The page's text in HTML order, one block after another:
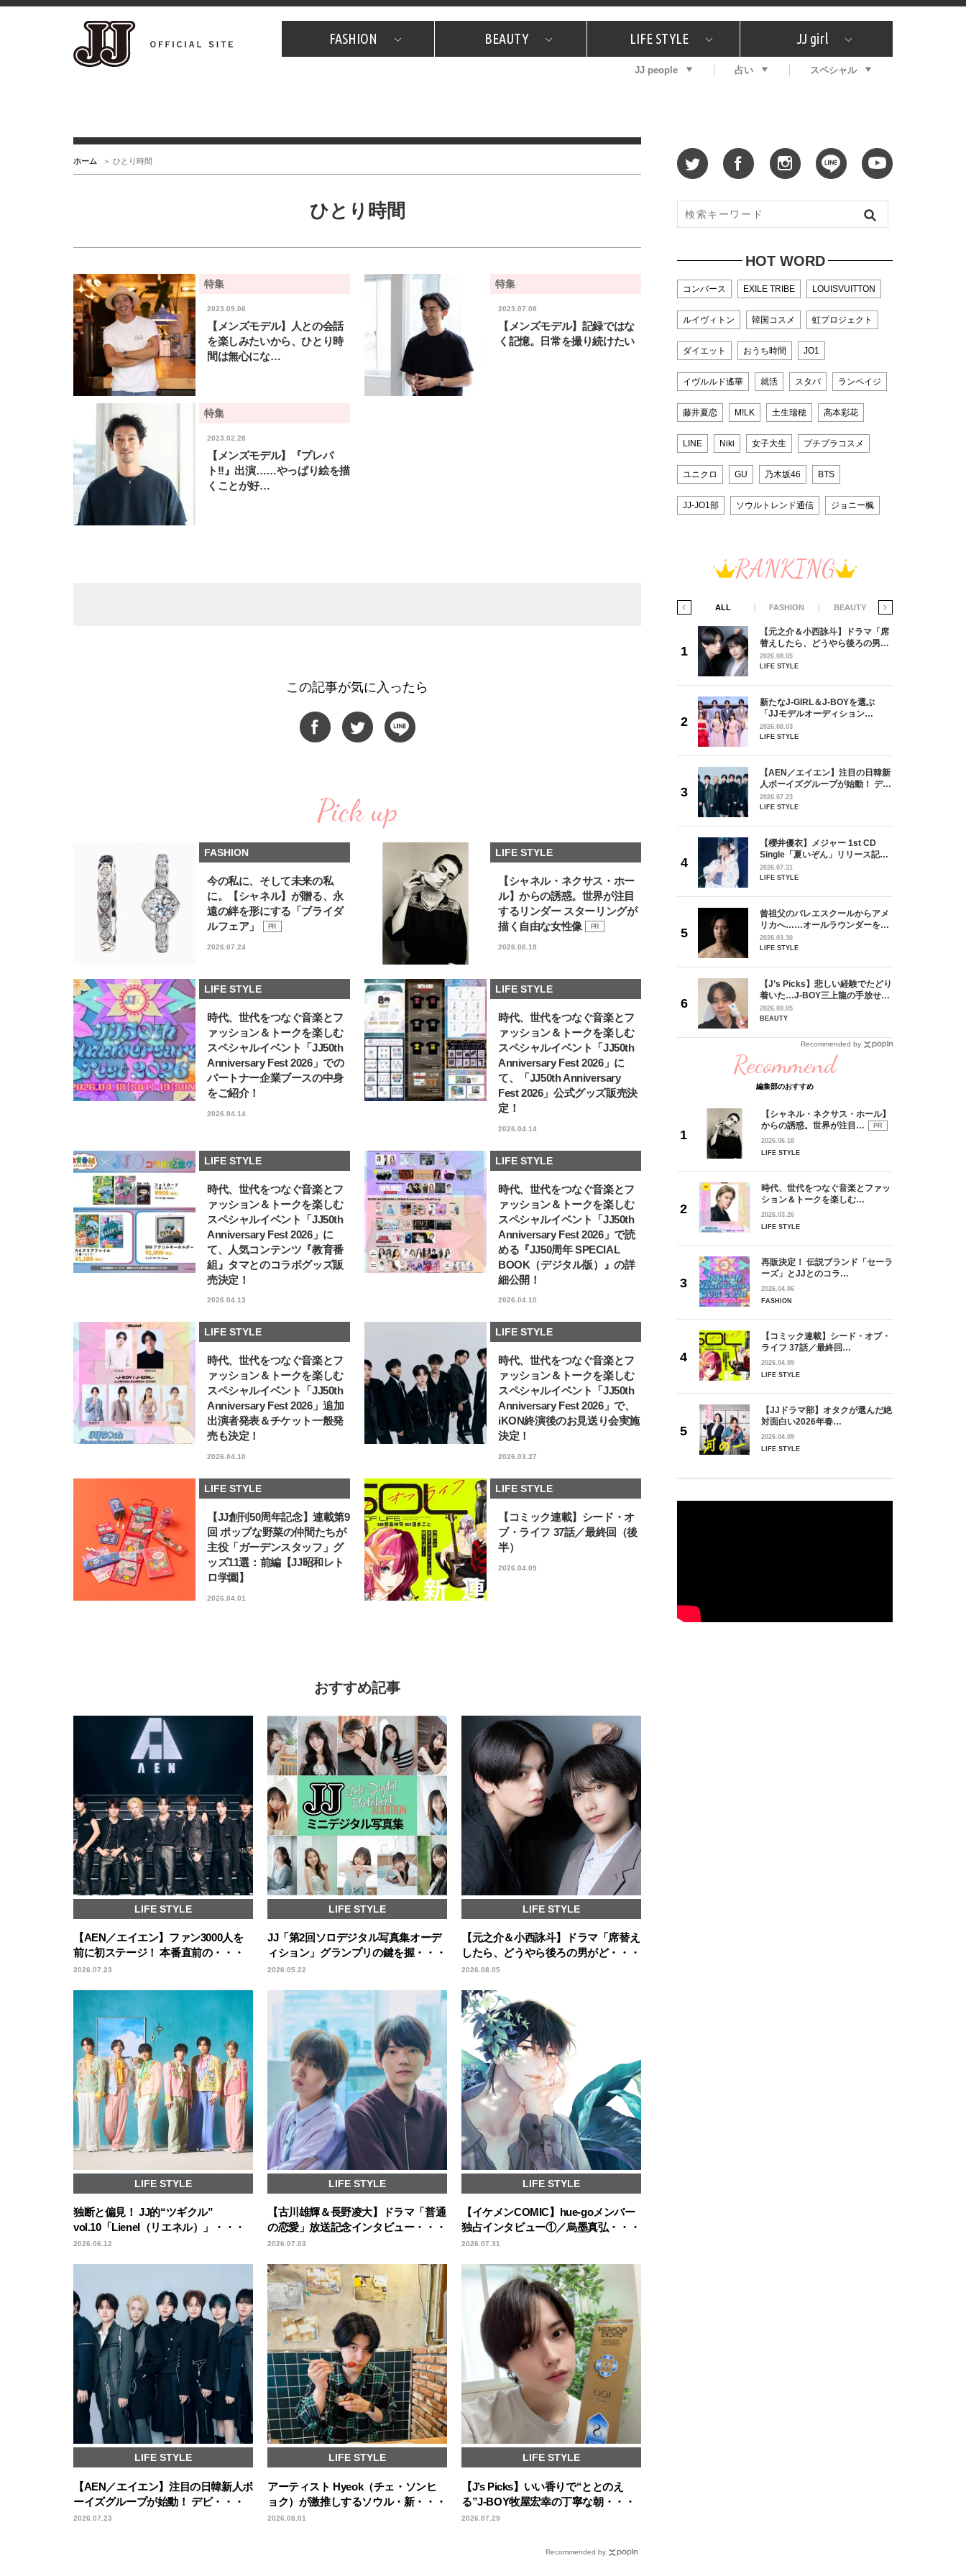
FASHION
JJスタッフの"それどこの"？ プチプラ プレゼント
BEAUTY
コスメ全部試してみた What's NEW？ 特集
LIFE STYLE
JJグルメガイド エンタメ プレゼント
恋愛
JJ girl
特集 おしゃラン！
JJ people 占い スペシャル
ホーム ひとり時間
ひとり時間
特集
2023.09.06
【メンズモデル】人との会話
を楽しみたいから、ひとり時
間は無心にな…
特集
2023.07.08
【メンズモデル】記録ではな
く記憶。日常を撮り続けたい
特集
2023.02.28
【メンズモデル】『プレバ
ト!!』出演……やっぱり絵を描
くことが好…
この記事が気に入ったら
Pick up
FASHION
今の私に、そして未来の私
に。【シャネル】が贈る、永
遠の絆を形にする「ブライダ
ルフェア」
PR
2026.07.24
LIFE STYLE
【シャネル・ネクサス・ホー
ル】からの誘惑。世界が注目
するリンダー スターリングが
描く自由な女性像
PR
2026.06.18
LIFE STYLE
時代、世代をつなぐ音楽とフ
ァッション＆トークを楽しむ
スペシャルイベント「JJ50th
Anniversary Fest 2026」での
パートナー企業ブースの中身
をご紹介！
2026.04.14
LIFE STYLE
時代、世代をつなぐ音楽とフ
ァッション＆トークを楽しむ
スペシャルイベント「JJ50th
Anniversary Fest 2026」に
て、「JJ50th Anniversary
Fest 2026」公式グッズ販売決
定！
2026.04.14
LIFE STYLE
時代、世代をつなぐ音楽とフ
ァッション＆トークを楽しむ
スペシャルイベント「JJ50th
Anniversary Fest 2026」に
て、人気コンテンツ『教育番
組』タマとのコラボグッズ販
売決定！
2026.04.13
LIFE STYLE
時代、世代をつなぐ音楽とフ
ァッション＆トークを楽しむ
スペシャルイベント「JJ50th
Anniversary Fest 2026」で読
める『JJ50周年 SPECIAL
BOOK（デジタル版）』の詳
細公開！
2026.04.10
LIFE STYLE
時代、世代をつなぐ音楽とフ
ァッション＆トークを楽しむ
スペシャルイベント「JJ50th
Anniversary Fest 2026」追加
出演者発表＆チケット一般発
売も決定！
2026.04.10
LIFE STYLE
時代、世代をつなぐ音楽とフ
ァッション＆トークを楽しむ
スペシャルイベント「JJ50th
Anniversary Fest 2026」で、
iKON終演後のお見送り会実施
決定！
2026.03.27
LIFE STYLE
【JJ創刊50周年記念】連載第9
回 ポップな野菜の仲間たちが
主役「ガーデンスタッフ」グ
ッズ11選：前編【JJ昭和レト
ロ学園】
2026.04.01
LIFE STYLE
【コミック連載】シード・オ
ブ・ライフ 37話／最終回（後
半）
2026.04.09
おすすめ記事
LIFE STYLE
【AEN／エイエン】ファン3000人を
前に初ステージ！ 本番直前の・・・
2026.07.23
LIFE STYLE
JJ「第2回ソロデジタル写真集オーデ
ィション」グランプリの鍵を握・・・
2026.05.22
LIFE STYLE
【元之介＆小西詠斗】ドラマ「席替え
したら、どうやら後ろの男がど・・・
2026.08.05
LIFE STYLE
独断と偏見！ JJ的“ツギクル”
vol.10「Lienel（リエネル）」・・・
2026.06.12
LIFE STYLE
【古川雄輝＆長野凌大】ドラマ「普通
の恋愛」放送記念インタビュー・・・
2026.07.03
LIFE STYLE
【イケメンCOMIC】hue-goメンバー
独占インタビュー①／烏墨真弘・・・
2026.07.31
LIFE STYLE
【AEN／エイエン】注目の日韓新人ボ
ーイズグループが始動！ デビ・・・
2026.07.23
LIFE STYLE
アーティスト Hyeok（チェ・ソンヒ
ョク）が激推しするソウル・新・・・
2026.08.01
LIFE STYLE
【J’s Picks】いい香りで“ととのえ
る”J-BOY牧屋宏幸の丁寧な朝・・・
2026.07.29
Recommended by
HOT WORD
コンバース EXILE TRIBE LOUISVUITTON
ルイヴィトン 韓国コスメ 虹プロジェクト
ダイエット おうち時間 JO1
イヴルルド遙華 就活 スタバ ランペイジ
藤井夏恋 M!LK 土生瑞穂 高本彩花
LINE Niki 女子大生 プチプラコスメ
ユニクロ GU 乃木坂46 BTS
JJ-JO1部 ソウルトレンド通信 ジョニー楓
RANKING
ALL FASHION BEAUTY
て？】自称“コスメオタク見習
い”のポーチの中身、拝見しま
す！
2026.01.30
BEAUTY
コスメをCHECK
2025.12.16
BEAUTY
【J’s Picks】J-GIRL早坂萌香の
徹底した日焼けケア！ でも、いち
ばん大切なのは…〈ビューティ＆
ファッション夏の必需品〉
BEAUTY
【JJ専属モデルの素顔】ツヤと輝
きを放つ美肌を生み出す松川 星の
愛用スキンケア
【J’s Picks】J-BOY中田凌多
は“汗と暑さ”に悩める仕事終わり
もスマートに〈ビューティ＆ファ
ッション夏の必需品〉
BEAUTY
【櫻井優衣】メジャー 1st CD
Single「夏いぞん」リリース記念
高の夏時間”
LIFE STYLE
曾祖父のバレエスクールからアメ
リカへ……オールラウンダーを目
【JJ創刊50周年／歴代専属モデ
ル】藤原紀香が50周年キービジュ
れていたモデルさんの世界に飛び
込めたのも、このJJがきっかけで
した」
LIFE STYLE
【元之介＆小西詠斗】ドラマ「席
替えしたら、どうやら後ろの男が
どうやら俺のこと好きらしい」放
送記念インタビュー♡ 「自然と詠
2026.08.05
LIFE STYLE
新たなJ-GIRL＆J-BOYを選ぶ
「JJモデルオーディション
2027」が募集開始！ 予選ブロッ
クは候補生の“魅力”を重視した
2026.08.03
LIFE STYLE
【AEN／エイエン】注目の日韓新
人ボーイズグループが始動！ デビ
ュー目前のフレッシュな面々を独
占インタビュー。7人の魅力に迫
2026.07.23
LIFE STYLE
【櫻井優衣】メジャー 1st CD
Single「夏いぞん」リリース記念
イベント♡ ファンと過ごした“最
高の夏時間”
2026.07.31
LIFE STYLE
曾祖父のバレエスクールからアメ
リカへ……オールラウンダーを目
指すダンサーは踊ることが好きす
ぎる【王子様の推しドコロ】
2026.03.30
LIFE STYLE
【J’s Picks】悲しい経験でたどり
着いた…J-BOY三上龍の手放せな
い“オールインワン”アイテム〈ビ
ューティ＆ファッション夏の必需
2026.08.05
BEAUTY
Recommended by
Recommend
編集部のおすすめ
【シャネル・ネクサス・ホール】
からの誘惑。世界が注目…
PR
2026.06.18
LIFE STYLE
時代、世代をつなぐ音楽とファッ
ション＆トークを楽しむ…
2026.03.26
LIFE STYLE
再販決定！ 伝説ブランド「セーラ
ーズ」とJJとのコラ…
2026.04.06
FASHION
【コミック連載】シード・オブ・
ライフ 37話／最終回…
2026.04.09
LIFE STYLE
【JJドラマ部】オタクが選んだ絶
対面白い2026年春…
2026.04.09
LIFE STYLE